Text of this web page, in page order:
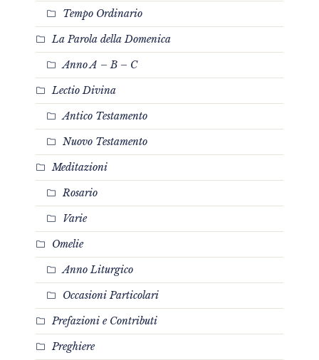
Tempo Ordinario
La Parola della Domenica
Anno A – B – C
Lectio Divina
Antico Testamento
Nuovo Testamento
Meditazioni
Rosario
Varie
Omelie
Anno Liturgico
Occasioni Particolari
Prefazioni e Contributi
Preghiere